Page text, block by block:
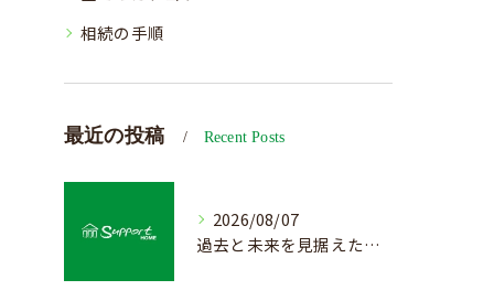
相続の手順
最近の投稿 Recent Posts
2026/08/07
過去と未来を見据えた戸建て売却の秘訣